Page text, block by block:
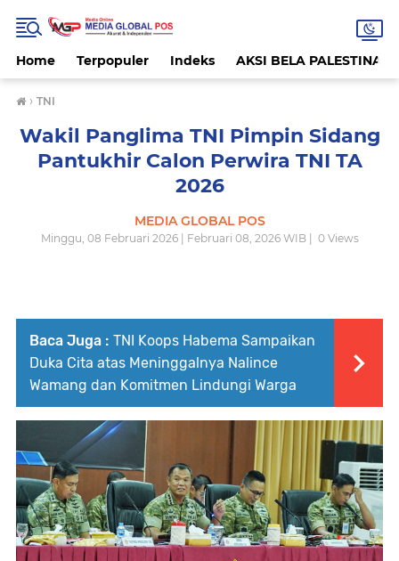
Home Terpopuler Indeks AKSI BELA PALESTINA
› TNI
Wakil Panglima TNI Pimpin Sidang
Pantukhir Calon Perwira TNI TA
2026
MEDIA GLOBAL POS
Minggu, 08 Februari 2026 | Februari 08, 2026 WIB | 0Views
Baca Juga : TNI Koops Habema Sampaikan
Duka Cita atas Meninggalnya Nalince
Wamang dan Komitmen Lindungi Warga